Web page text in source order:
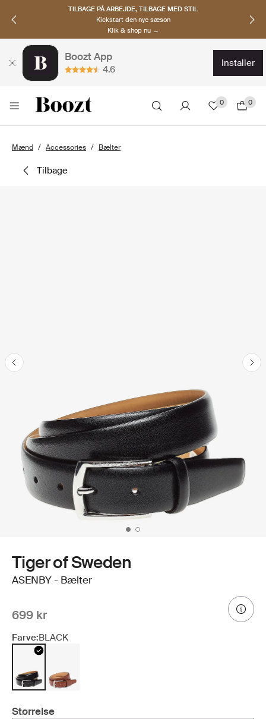
TILBAGE PÅ ARBEJDE, TILBAGE MED STIL
Kickstart den nye sæson
Klik & shop nu →
Boozt App
4.6
installer
0 0
Mænd Accessories Bælter
tilbage
Tiger of Sweden
ASENBY - Bælter
699 kr
Farve:BLACK
Størrelse